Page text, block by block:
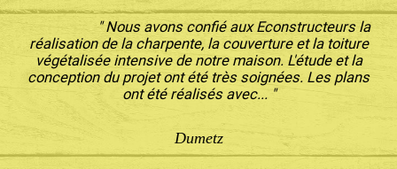
" Nous avons confié aux Econstructeurs la
réalisation de la charpente, la couverture et la toiture
végétalisée intensive de notre maison. L'étude et la
conception du projet ont été très soignées. Les plans
ont été réalisés avec... "
Dumetz